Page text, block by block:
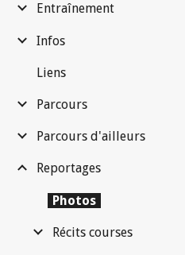
Entraînement
Infos
Liens
Parcours
Parcours d'ailleurs
Reportages
Photos
Récits courses